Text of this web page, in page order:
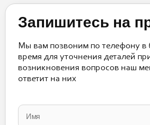
Запишитесь на
Мы вам позвоним по телефону в
время для уточнения деталей
возникновения вопросов наш
ответит на них
leave
this